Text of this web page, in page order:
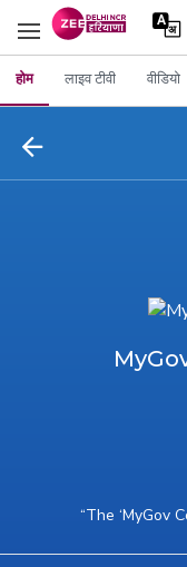
होम लाइव टीवी वीडियो
“The ‘MyGov